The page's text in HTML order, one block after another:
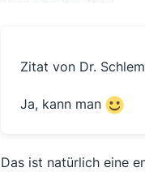
Zitat von Dr.
Ja, kann man
Das ist natürlich eine